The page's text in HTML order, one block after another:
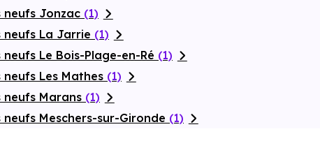
neufs Jonzac (1)
neufs La Jarrie (1)
Le Bois-Plage-en-Ré (1)
Les Mathes (1)
neufs Marans (1)
Meschers-sur-Gironde (1)